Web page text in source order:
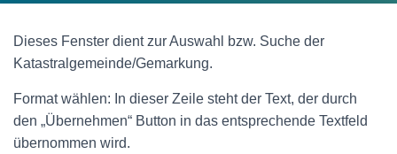
N
Dieses Fenster dient zur Auswahl bzw. Suche der
Katastralgemeinde/Gemarkung.
Format wählen: In dieser Zeile steht der Text, der durch
den „Übernehmen“ Button in das entsprechende Textfeld
übernommen wird.